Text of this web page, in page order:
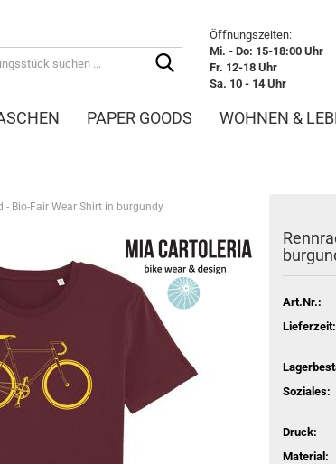
Lieblingsstück
suchen
Öffnungszeiten:
Mi. - Do: 15-18:00 Uhr
Fr. 12-18 Uhr
Sa. 10 - 14 Uhr
PAPER GOODS WOHNEN &
- Bio-Fair Wear Shirt in burgundy
Art.Nr.:
Lieferzeit:
Soziales:
Druck:
Material: